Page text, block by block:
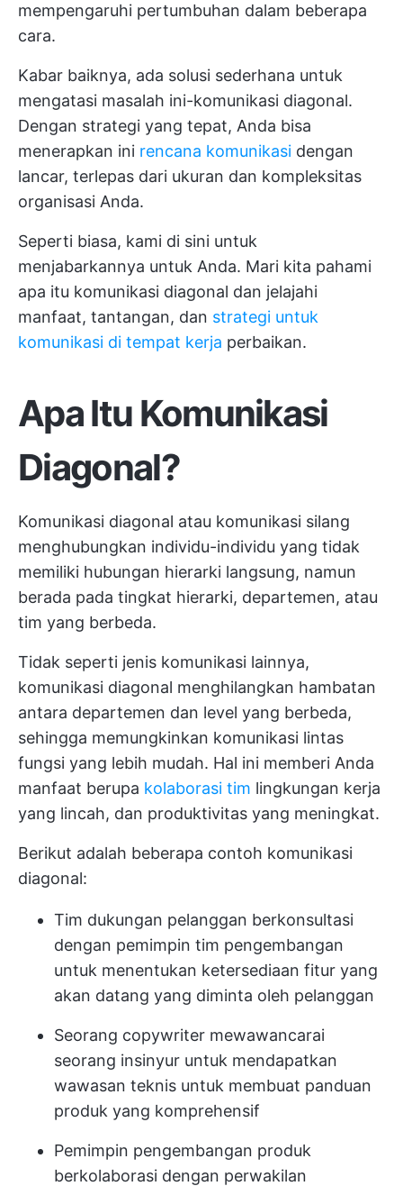
mempengaruhi pertumbuhan dalam beberapa
cara.
Kabar baiknya, ada solusi sederhana untuk
mengatasi masalah ini-komunikasi diagonal.
Dengan strategi yang tepat, Anda bisa
menerapkan ini rencana komunikasi dengan
lancar, terlepas dari ukuran dan kompleksitas
organisasi Anda.
Seperti biasa, kami di sini untuk
menjabarkannya untuk Anda. Mari kita pahami
apa itu komunikasi diagonal dan jelajahi
manfaat, tantangan, dan strategi untuk
komunikasi di tempat kerja perbaikan.
Apa Itu Komunikasi
Diagonal?
Komunikasi diagonal atau komunikasi silang
menghubungkan individu-individu yang tidak
memiliki hubungan hierarki langsung, namun
berada pada tingkat hierarki, departemen, atau
tim yang berbeda.
Tidak seperti jenis komunikasi lainnya,
komunikasi diagonal menghilangkan hambatan
antara departemen dan level yang berbeda,
sehingga memungkinkan komunikasi lintas
fungsi yang lebih mudah. Hal ini memberi Anda
manfaat berupa kolaborasi tim lingkungan kerja
yang lincah, dan produktivitas yang meningkat.
Berikut adalah beberapa contoh komunikasi
diagonal:
Tim dukungan pelanggan berkonsultasi
dengan pemimpin tim pengembangan
untuk menentukan ketersediaan fitur yang
akan datang yang diminta oleh pelanggan
Seorang copywriter mewawancarai
seorang insinyur untuk mendapatkan
wawasan teknis untuk membuat panduan
produk yang komprehensif
Pemimpin pengembangan produk
berkolaborasi dengan perwakilan